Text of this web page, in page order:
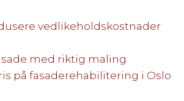
vedlikeholdskostnader
med riktig maling
på fasaderehabilitering i Oslo